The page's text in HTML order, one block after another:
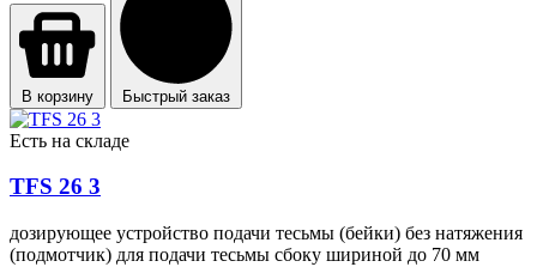
В корзину Быстрый заказ
Есть на складе
TFS 26 3
дозирующее устройство подачи тесьмы (бейки) без натяжения
(подмотчик) для подачи тесьмы сбоку шириной до 70 мм